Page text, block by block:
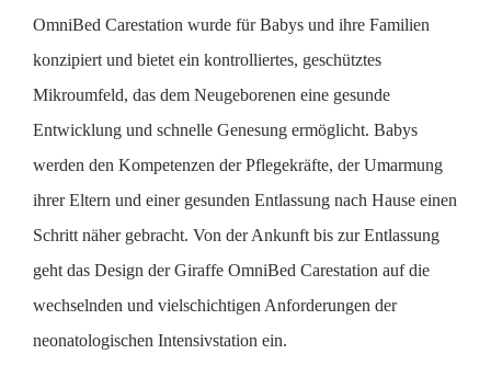
OmniBed Carestation wurde für Babys und ihre Familien
konzipiert und bietet ein kontrolliertes, geschütztes
Mikroumfeld, das dem Neugeborenen eine gesunde
Entwicklung und schnelle Genesung ermöglicht. Babys
werden den Kompetenzen der Pflegekräfte, der Umarmung
ihrer Eltern und einer gesunden Entlassung nach Hause einen
Schritt näher gebracht. Von der Ankunft bis zur Entlassung
geht das Design der Giraffe OmniBed Carestation auf die
wechselnden und vielschichtigen Anforderungen der
neonatologischen Intensivstation ein.